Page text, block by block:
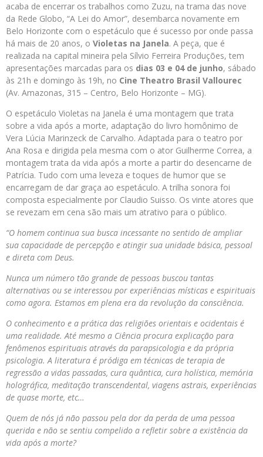
acaba de encerrar os trabalhos como Zuzu, na trama das nove
da Rede Globo, “A Lei do Amor”, desembarca novamente em
Belo Horizonte com o espetáculo que é sucesso por onde passa
há mais de 20 anos, o Violetas na Janela. A peça, que é
realizada na capital mineira pela Sílvio Ferreira Produções, tem
apresentações marcadas para os dias 03 e 04 de junho, sábado
às 21h e domingo às 19h, no Cine Theatro Brasil Vallourec
(Av. Amazonas, 315 – Centro, Belo Horizonte – MG).
O espetáculo Violetas na Janela é uma montagem que trata
sobre a vida após a morte, adaptação do livro homônimo de
Vera Lúcia Marinzeck de Carvalho. Adaptada para o teatro por
Ana Rosa e dirigida pela mesma com o ator Guilherme Correa, a
montagem trata da vida após a morte a partir do desencarne de
Patrícia. Tudo com uma leveza e toques de humor que se
encarregam de dar graça ao espetáculo. A trilha sonora foi
composta especialmente por Claudio Suisso. Os vinte atores que
se revezam em cena são mais um atrativo para o público.
“O homem continua sua busca incessante no sentido de ampliar
sua capacidade de percepção e atingir sua unidade básica, pessoal
e direta com Deus.
Nunca um número tão grande de pessoas buscou tantas
alternativas ou se interessou por experiências místicas e espirituais
como agora. Estamos em plena era da revolução da consciência.
O conhecimento e a prática das religiões orientais e ocidentais é
uma realidade. Até mesmo a Ciência procura explicação para
fenômenos espirituais através da parapsicologia e da própria
psicologia. A literatura é pródiga em técnicas de terapia de
regressão a vidas passadas, cura quântica, cura holística, memória
holográfica, meditação transcendental, viagens astrais, experiências
de quase morte, etc…
Quem de nós já não passou pela dor da perda de uma pessoa
querida e não se sentiu compelido a refletir sobre a existência da
vida após a morte?